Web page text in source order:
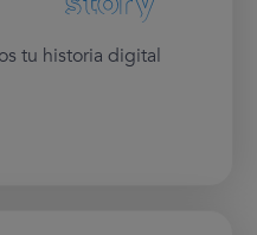
tu historia digital